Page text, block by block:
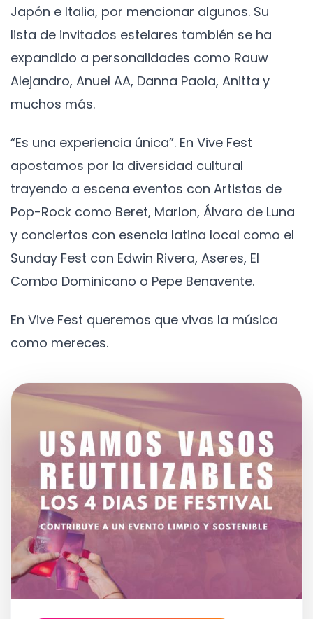
Japón e Italia, por mencionar algunos. Su
lista de invitados estelares también se ha
expandido a personalidades como Rauw
Alejandro, Anuel AA, Danna Paola, Anitta y
muchos más.
“Es una experiencia única”. En Vive Fest
apostamos por la diversidad cultural
trayendo a escena eventos con Artistas de
Pop-Rock como Beret, Marlon, Álvaro de Luna
y conciertos con esencia latina local como el
Sunday Fest con Edwin Rivera, Aseres, El
Combo Dominicano o Pepe Benavente.
En Vive Fest queremos que vivas la música
como mereces.